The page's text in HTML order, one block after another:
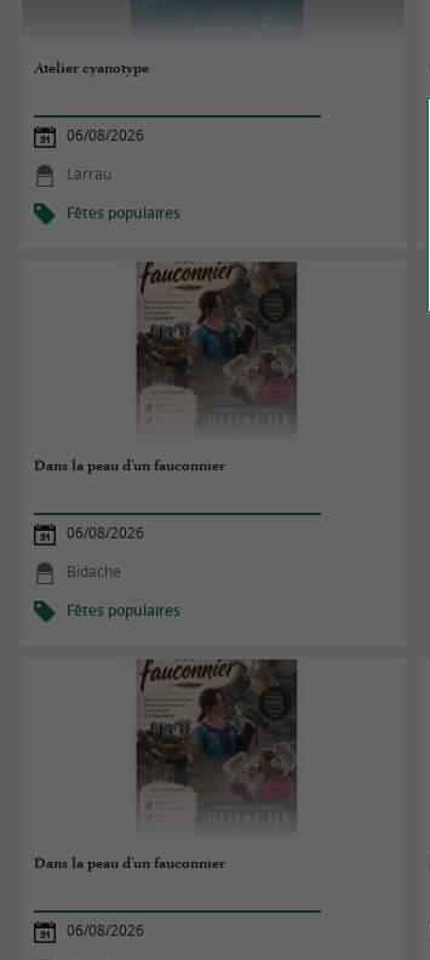
Atelier cyanotype
06/08/2026
Larrau
Fêtes populaires
Dans la peau d'un fauconnier
06/08/2026
Bidache
Fêtes populaires
Dans la peau d'un fauconnier
06/08/2026